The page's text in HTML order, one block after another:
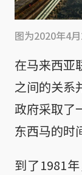
图为2020年4
在马来西亚
之间的关系
政府采取了
东西马的时
到了1981